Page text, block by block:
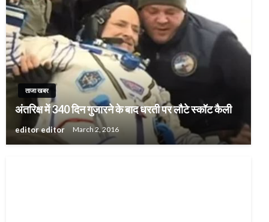
ताजा खबर
अंतरिक्ष में 340 दिन गुजारने के बाद धरती पर लौटे स्‍कॉट कैली
editor editor March 2, 2016